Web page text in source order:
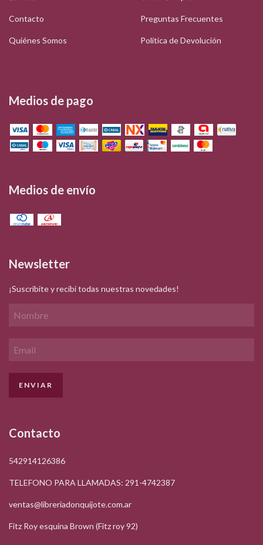
Contacto Preguntas Frecuentes
Quiénes Somos Política de Devolución
Medios de pago
Medios de envío
Newsletter
¡Suscribite y recibí todas nuestras novedades!
Contacto
542914126386
TELEFONO PARA LLAMADAS: 291-4742387
ventas@libreriadonquijote.com.ar
Fitz Roy esquina Brown (Fitz roy 92)